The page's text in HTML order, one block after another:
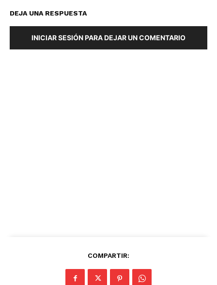
DEJA UNA RESPUESTA
INICIAR SESIÓN PARA DEJAR UN COMENTARIO
COMPARTIR: